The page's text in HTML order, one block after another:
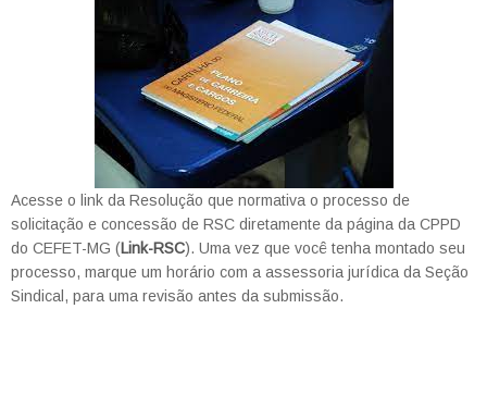
Acesse o link da Resolução que normativa o processo de
solicitação e concessão de RSC diretamente da página da CPPD
do CEFET-MG (Link-RSC). Uma vez que você tenha montado seu
processo, marque um horário com a assessoria jurídica da Seção
Sindical, para uma revisão antes da submissão.